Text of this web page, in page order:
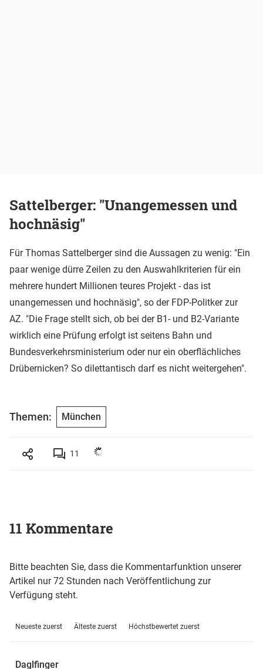
Sattelberger: "Unangemessen und
hochnäsig"
Für Thomas Sattelberger sind die Aussagen zu wenig: "Ein
paar wenige dürre Zeilen zu den Auswahlkriterien für ein
mehrere hundert Millionen teures Projekt - das ist
unangemessen und hochnäsig", so der FDP-Politker zur
AZ. "Die Frage stellt sich, ob bei der B1- und B2-Variante
wirklich eine Prüfung erfolgt ist seitens Bahn und
Bundesverkehrsministerium oder nur ein oberflächliches
Drübernicken? So dilettantisch darf es nicht weitergehen".
Themen: München
11
11 Kommentare
Bitte beachten Sie, dass die Kommentarfunktion unserer
Artikel nur 72 Stunden nach Veröffentlichung zur
Verfügung steht.
Neueste zuerst Älteste zuerst Höchstbewertet zuerst
Daglfinger